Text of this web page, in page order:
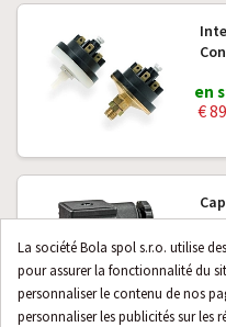
La société Bola spol s.r.o. utilise
pour assurer la fonctionnalité du
personnaliser le contenu de nos
personnaliser les publicités sur les
en
€
en
€